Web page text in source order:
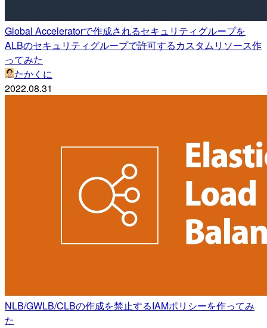
Global Acceleratorで作成されるセキュリティグループを
ALBのセキュリティグループで許可するカスタムリソース作
ってみた
たかくに
2022.08.31
NLB/GWLB/CLBの作成を禁止するIAMポリシーを作ってみ
た